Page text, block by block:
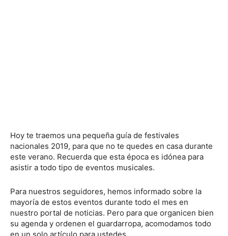
Hoy te traemos una pequeña guía de festivales
nacionales 2019, para que no te quedes en casa durante
este verano. Recuerda que esta época es idónea para
asistir a todo tipo de eventos musicales.
Para nuestros seguidores, hemos informado sobre la
mayoría de estos eventos durante todo el mes en
nuestro portal de noticias. Pero para que organicen bien
su agenda y ordenen el guardarropa, acomodamos todo